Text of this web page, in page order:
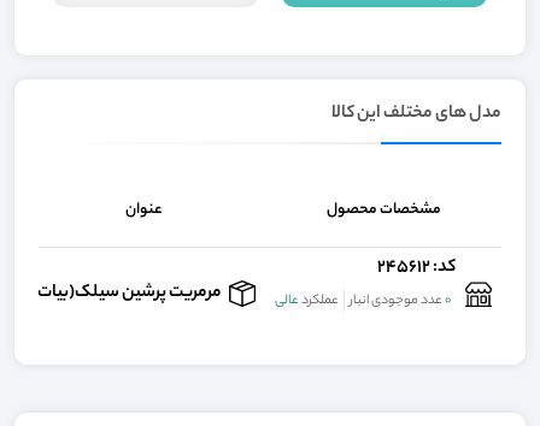
مدل های مختلف این کالا
مشخصات محصول عنوان
کد: 245612
0عدد موجودی انبار عملکردعالی مرمریت پرشین سیلک(بیات)